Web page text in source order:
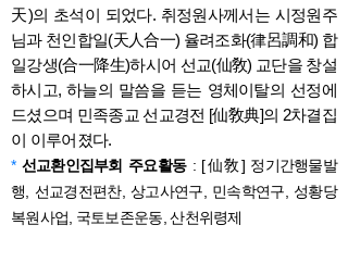
天)의 초석이 되었다. 취정원사께서는 시정원주
님과 천인합일(天人合一) 율려조화(律呂調和) 합
일강생(合一降生)하시어 선교(仙敎) 교단을 창설
하시고, 하늘의 말씀을 듣는 영체이탈의 선정에
드셨으며 민족종교 선교경전 [仙敎典]의 2차결집
이 이루어졌다.
* 선교환인집부회 주요활동: [仙敎] 정기간행물발
행, 선교경전편찬, 상고사연구, 민속학연구, 성황당
복원사업, 국토보존운동, 산천위령제